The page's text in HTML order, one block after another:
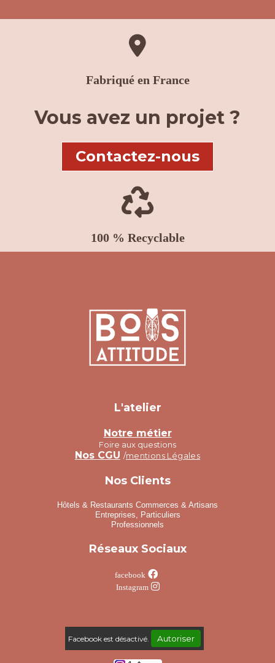

Fabriqué en France
Vous avez un projet ?
Contactez-nous

100 % Recyclable
L'atelier
Notre métier
Foire aux questions
Nos CGU /mentions Légales
Nos Clients
Hôtels & Restaurants Commerces & Artisans
Entreprises, Particuliers
Professionnels
Réseaux Sociaux
facebook 
Instagram 
Facebook est désactivé. Autoriser